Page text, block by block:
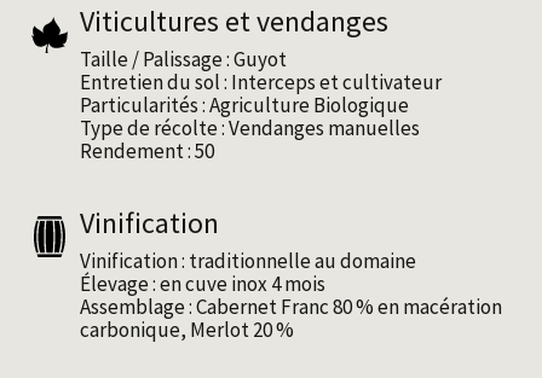
Viticultures et vendanges
Taille / Palissage : Guyot
Entretien du sol : Interceps et cultivateur
Particularités : Agriculture Biologique
Type de récolte : Vendanges manuelles
Rendement : 50
Vinification
Vinification : traditionnelle au domaine
Élevage : en cuve inox 4 mois
Assemblage : Cabernet Franc 80 % en macération
carbonique, Merlot 20 %